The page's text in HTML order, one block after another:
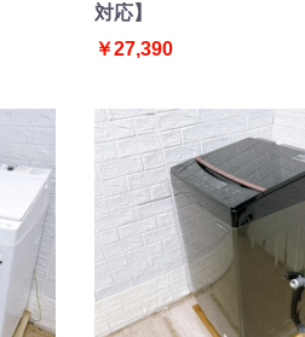
対応】
￥27,390